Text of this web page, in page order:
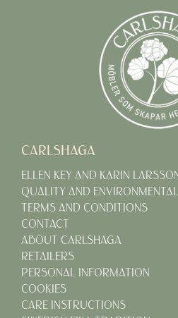
CARLSHAGA
ELLEN KEY AND KARIN
QUALITY AND
TERMS AND CONDITIONS
CONTACT
ABOUT CARLSHAGA
RETAILERS
PERSONAL INFORMATION
COOKIES
CARE INSTRUCTIONS